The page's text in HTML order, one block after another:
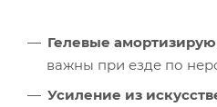
Гелевые
важны при езде по
Усиление из